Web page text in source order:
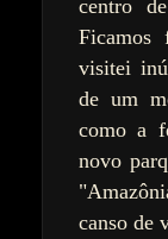
centro
Ficamos
visitei
de um
como a
novo
canso de